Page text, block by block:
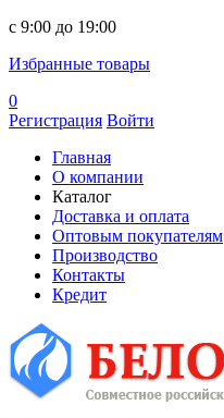
c 9:00 до 19:00
Избранные товары
0
Регистрация Войти
Главная
О компании
Каталог
Доставка и оплата
Оптовым покупателям
Производство
Контакты
Кредит